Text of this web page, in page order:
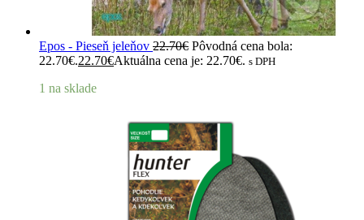
Epos - Pieseň jeleňov 22.70€ Pôvodná cena bola:
22.70€.22.70€Aktuálna cena je: 22.70€. s DPH
1 na sklade